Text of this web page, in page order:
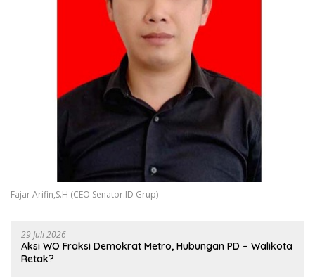
Fajar Arifin,S.H (CEO Senator.ID Grup)
29 Juli 2026
Aksi WO Fraksi Demokrat Metro, Hubungan PD – Walikota
Retak?